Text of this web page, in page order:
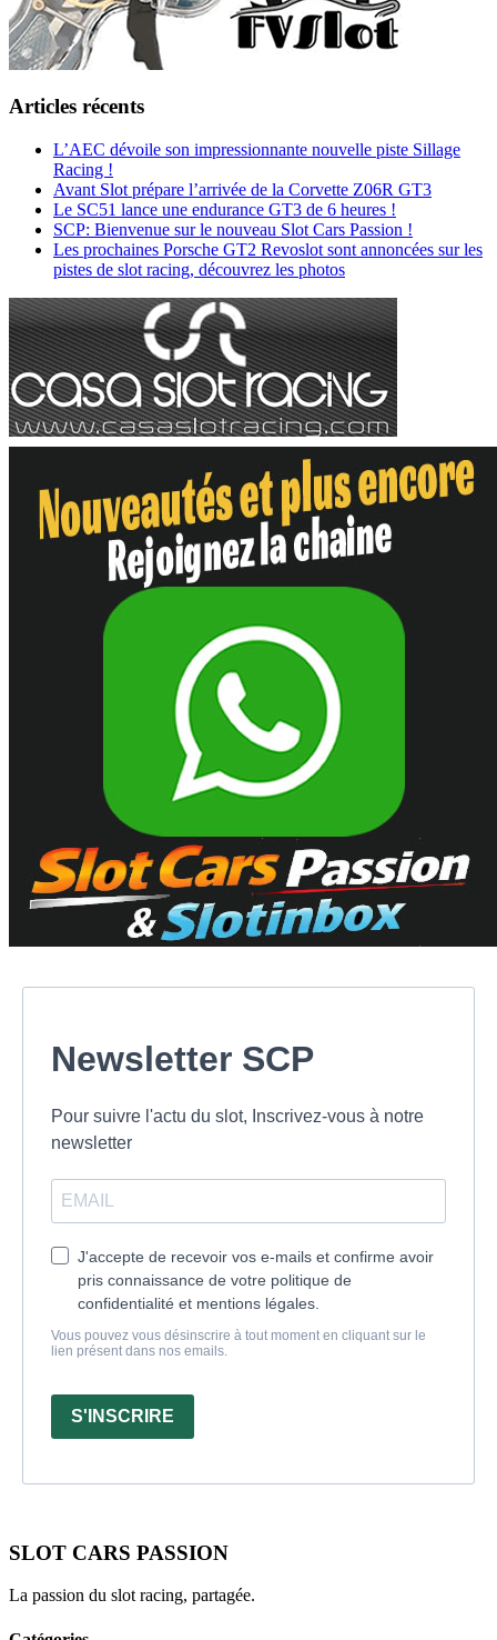
Articles récents
L’AEC dévoile son impressionnante nouvelle piste Sillage
Racing !
Avant Slot prépare l’arrivée de la Corvette Z06R GT3
Le SC51 lance une endurance GT3 de 6 heures !
SCP: Bienvenue sur le nouveau Slot Cars Passion !
Les prochaines Porsche GT2 Revoslot sont annoncées sur les
pistes de slot racing, découvrez les photos
Newsletter SCP
Pour suivre l'actu du slot, Inscrivez-vous à notre
newsletter
J'accepte de recevoir vos e-mails et confirme avoir
pris connaissance de votre politique de
confidentialité et mentions légales.
Vous pouvez vous désinscrire à tout moment en cliquant sur le
lien présent dans nos emails.
S'INSCRIRE
SLOT CARS PASSION
La passion du slot racing, partagée.